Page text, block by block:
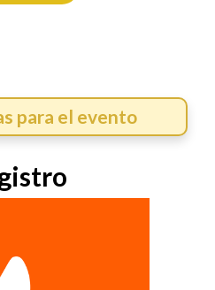
para el evento